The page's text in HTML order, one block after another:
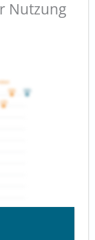
Nutzung